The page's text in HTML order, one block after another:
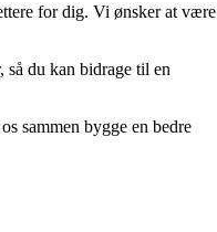
for dig. Vi ønsker at være
du kan bidrage til en
sammen bygge en bedre